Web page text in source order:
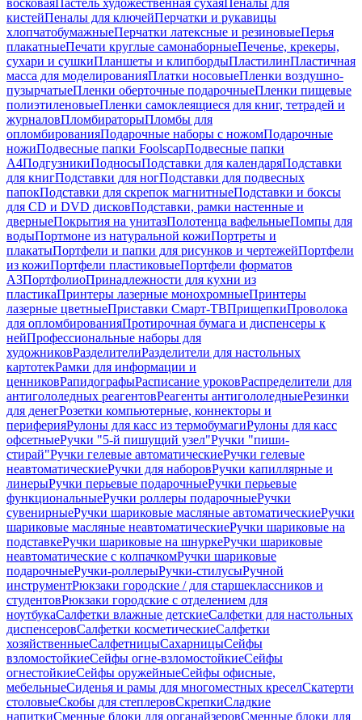
восковаяПастель художественная сухаяПеналы для
кистейПеналы для ключейПерчатки и рукавицы
хлопчатобумажныеПерчатки латексные и резиновыеПерья
плакатныеПечати круглые самонаборныеПеченье, крекеры,
сухари и сушкиПланшеты и клипбордыПластилинПластичная
масса для моделированияПлатки носовыеПленки воздушно-
пузырчатыеПленки оберточные подарочныеПленки пищевые
полиэтиленовыеПленки самоклеящиеся для книг, тетрадей и
журналовПломбираторыПломбы для
опломбированияПодарочные наборы с ножомПодарочные
ножиПодвесные папки FoolscapПодвесные папки
А4ПодгузникиПодносыПодставки для календаряПодставки
для книгПодставки для ногПодставки для подвесных
папокПодставки для скрепок магнитныеПодставки и боксы
для CD и DVD дисковПодставки, рамки настенные и
дверныеПокрытия на унитазПолотенца вафельныеПомпы для
водыПортмоне из натуральной кожиПортреты и
плакатыПортфели и папки для рисунков и чертежейПортфели
из кожиПортфели пластиковыеПортфели форматов
А3ПортфолиоПринадлежности для кухни из
пластикаПринтеры лазерные монохромныеПринтеры
лазерные цветныеПриставки Смарт-ТВПрищепкиПроволока
для опломбированияПротирочная бумага и диспенсеры к
нейПрофессиональные наборы для
художниковРазделителиРазделители для настольных
картотекРамки для информации и
ценниковРапидографыРасписание уроковРаспределители для
антигололедных реагентовРеагенты антигололедныеРезинки
для денегРозетки компьютерные, коннекторы и
периферияРулоны для касс из термобумагиРулоны для касс
офсетныеРучки "5-й пишущий узел"Ручки "пиши-
стирай"Ручки гелевые автоматическиеРучки гелевые
неавтоматическиеРучки для наборовРучки капиллярные и
линерыРучки перьевые подарочныеРучки перьевые
функциональныеРучки роллеры подарочныеРучки
сувенирныеРучки шариковые масляные автоматическиеРучки
шариковые масляные неавтоматическиеРучки шариковые на
подставкеРучки шариковые на шнуркеРучки шариковые
неавтоматические с колпачкомРучки шариковые
подарочныеРучки-роллерыРучки-стилусыРучной
инструментРюкзаки городские / для старшеклассников и
студентовРюкзаки городские с отделением для
ноутбукаСалфетки влажные детскиеСалфетки для настольных
диспенсеровСалфетки косметическиеСалфетки
хозяйственныеСалфетницыСахарницыСейфы
взломостойкиеСейфы огне-взломостойкиеСейфы
огнестойкиеСейфы оружейныеСейфы офисные,
мебельныеСиденья и рамы для многоместных креселСкатерти
столовыеСкобы для степлеровСкрепкиСладкие
напиткиСменные блоки для органайзеровСменные блоки для